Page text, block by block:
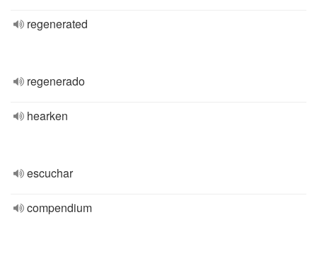
regenerated
regenerado
hearken
escuchar
compendium